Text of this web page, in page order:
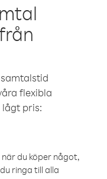
flexibla
pris:
du köper något,
ringa till alla